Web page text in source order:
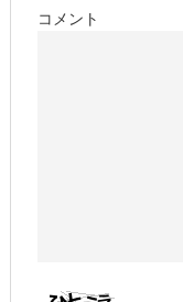
コメント